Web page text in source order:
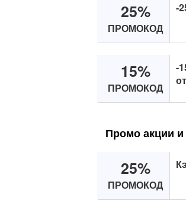
25%
ПРОМОКОД
-
15%
ПРОМОКОД
-
Промо акции и
25%
ПРОМОКОД